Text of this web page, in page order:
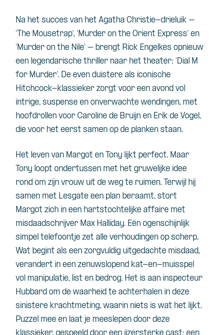
Na het succes van het Agatha Christie-drieluik –
‘The Mousetrap’, ‘Murder on the Orient Express’ en
‘Murder on the Nile’ – brengt Rick Engelkes opnieuw
een legendarische thriller naar het theater: ‘Dial M
for Murder’. De even duistere als iconische
Hitchcock-klassieker zorgt voor een avond vol
intrige, suspense en onverwachte wendingen, met
hoofdrollen voor Caroline de Bruijn en Erik de Vogel,
die voor het eerst samen op de planken staan.
Het leven van Margot en Tony lijkt perfect. Maar
Tony loopt ondertussen met het gruwelijke idee
rond om zijn vrouw uit de weg te ruimen. Terwijl hij
samen met Lesgate een plan beraamt, stort
Margot zich in een hartstochtelijke affaire met
misdaadschrijver Max Halliday. Eén ogenschijnlijk
simpel telefoontje zet alle verhoudingen op scherp.
Wat begint als een zorgvuldig uitgedachte misdaad,
verandert in een zenuwslopend kat-en-muisspel
vol manipulatie, list en bedrog. Het is aan inspecteur
Hubbard om de waarheid te achterhalen in deze
sinistere krachtmeting, waarin niets is wat het lijkt.
Puzzel mee en laat je meeslepen door deze
klassieker, gespeeld door een ijzersterke cast: een